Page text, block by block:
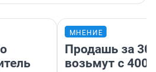
МНЕНИЕ
Продашь за
возьмут с